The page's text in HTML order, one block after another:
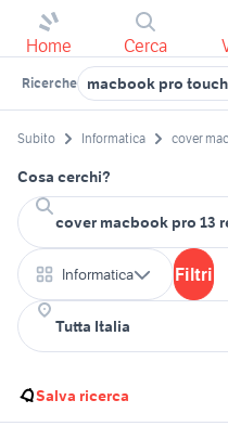
Home Cerca
Ricerche macbook pro
Subito Informatica cover
Cosa cerchi?
Informatica Filtri
Salva ricerca